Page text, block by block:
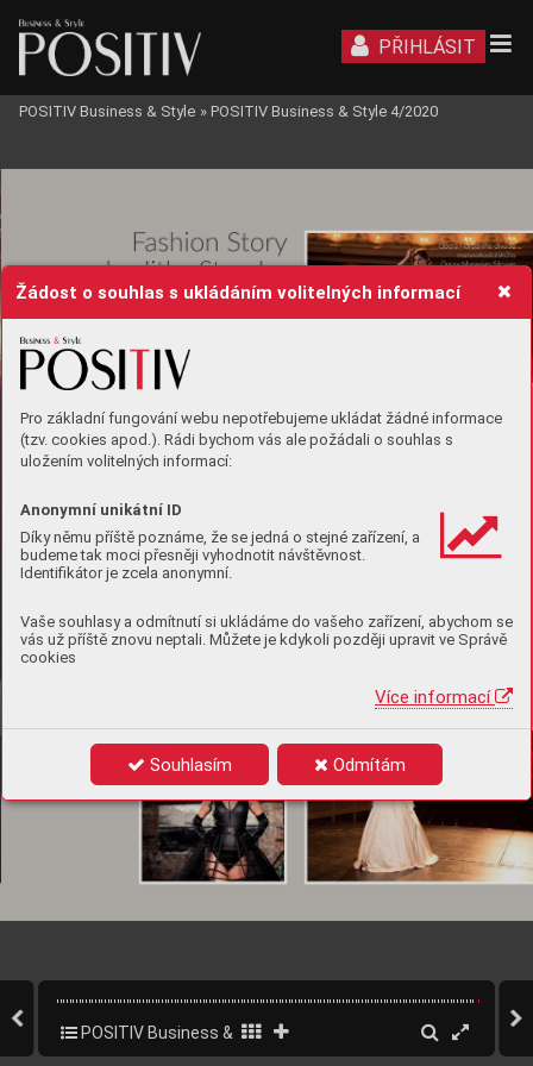
Žádost o souhlas s ukládáním volitelných informací
Pro základní fungování webu nepotřebujeme ukládat žádné informace
(tzv. cookies apod.). Rádi bychom vás ale požádali o souhlas s
uložením volitelných informací:
Anonymní unikátní ID
Díky němu příště poznáme, že se jedná o stejné zařízení, a
budeme tak moci přesněji vyhodnotit návštěvnost.
Identifikátor je zcela anonymní.
Vaše souhlasy a odmítnutí si ukládáme do vašeho zařízení, abychom se
vás už příště znovu neptali. Můžete je kdykoli později upravit ve Správě
cookies
Více informací
Souhlasím Odmítám
PŘIHLÁSIT
POSITIV Business & Style » POSITIV Business & Style 4/2020
POSITIV Business & Style 4/2020